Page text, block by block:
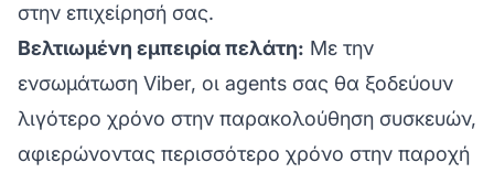
στην επιχείρησή σας.
Βελτιωμένη εμπειρία πελάτη: Με την
ενσωμάτωση Viber, οι agents σας θα ξοδεύουν
λιγότερο χρόνο στην παρακολούθηση συσκευών,
αφιερώνοντας περισσότερο χρόνο στην παροχή